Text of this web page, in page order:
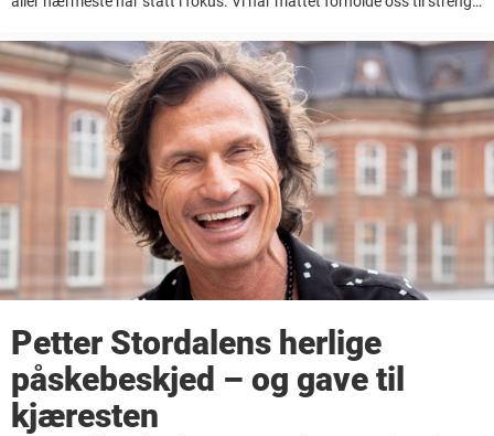
Petter Stordalens herlige
påskebeskjed – og gave til
kjæresten